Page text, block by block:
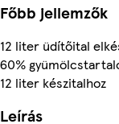
Főbb jellemzők
12 liter üdítőital
60%
12 liter készitalhoz
Leírás